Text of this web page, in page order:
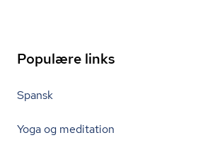
Populære links
Spansk
Yoga og meditation